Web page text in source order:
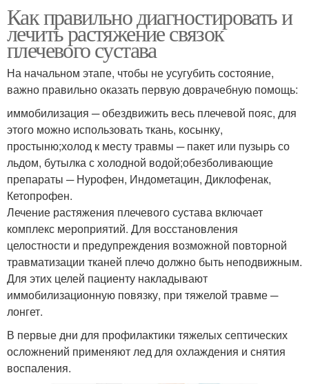
Как правильно диагностировать и
лечить растяжение связок
плечевого сустава
На начальном этапе, чтобы не усугубить состояние,
важно правильно оказать первую доврачебную помощь:
иммобилизация ─ обездвижить весь плечевой пояс, для
этого можно использовать ткань, косынку,
простыню;холод к месту травмы ─ пакет или пузырь со
льдом, бутылка с холодной водой;обезболивающие
препараты ─ Нурофен, Индометацин, Диклофенак,
Кетопрофен.
Лечение растяжения плечевого сустава включает
комплекс мероприятий. Для восстановления
целостности и предупреждения возможной повторной
травматизации тканей плечо должно быть неподвижным.
Для этих целей пациенту накладывают
иммобилизационную повязку, при тяжелой травме ─
лонгет.
В первые дни для профилактики тяжелых септических
осложнений применяют лед для охлаждения и снятия
воспаления.